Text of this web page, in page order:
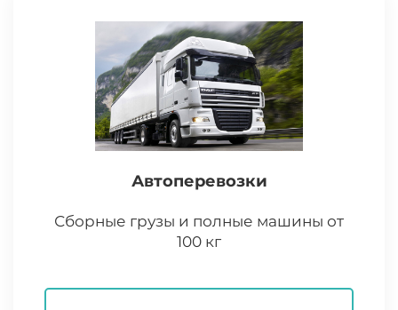
Автоперевозки
Сборные грузы и полные машины от
100 кг